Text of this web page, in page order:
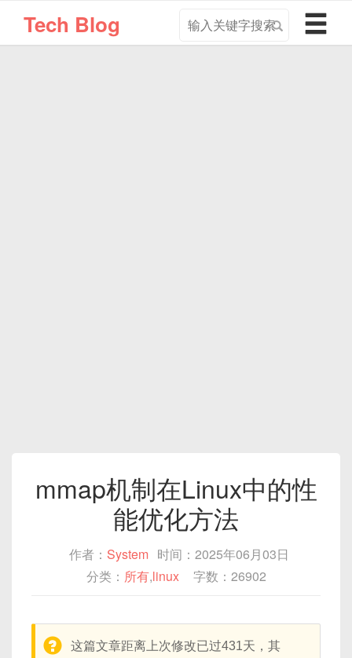
Tech Blog
导
航
mmap机制在Linux中的性
能优化方法
作者： System 时间：2025年06月03日
分类： 所有,linux 字数：26902
warning:
这篇文章距离上次修改已过431天，其